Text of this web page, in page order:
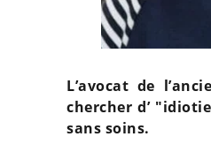
L’avocat de
chercher d’
sans soins.